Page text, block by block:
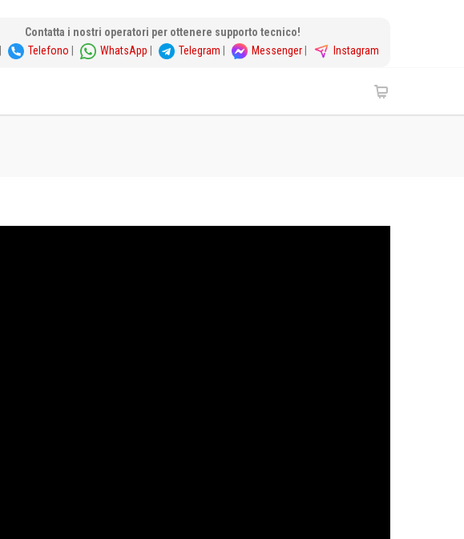
Contatta i nostri operatori per ottenere supporto tecnico!
Telefono WhatsApp Telegram Messenger Instagram